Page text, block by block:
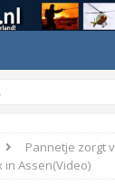
Pannetje zorgt
Assen(Video)